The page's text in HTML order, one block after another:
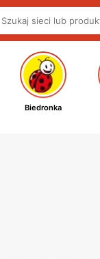
Biedronka